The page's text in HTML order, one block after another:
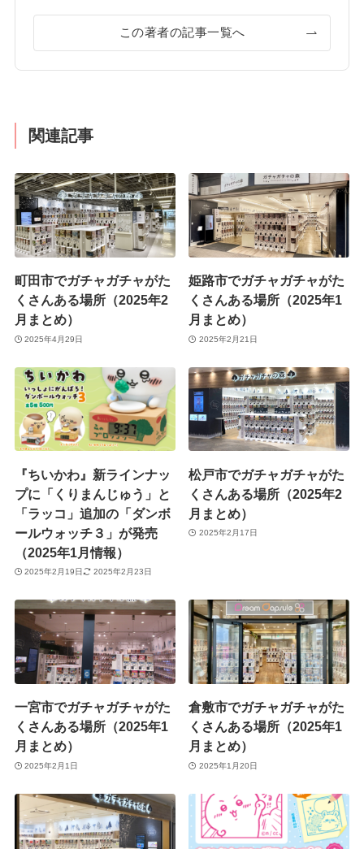
この著者の記事一覧へ
関連記事
町田市でガチャガチャがた
くさんある場所（2025年2
月まとめ）
2025年4月29日
姫路市でガチャガチャがた
くさんある場所（2025年1
月まとめ）
2025年2月21日
『ちいかわ』新ラインナッ
プに「くりまんじゅう」と
「ラッコ」追加の「ダンボ
ールウォッチ３」が発売
（2025年1月情報）
2025年2月19日 2025年2月23日
松戸市でガチャガチャがた
くさんある場所（2025年2
月まとめ）
2025年2月17日
一宮市でガチャガチャがた
くさんある場所（2025年1
月まとめ）
2025年2月1日
倉敷市でガチャガチャがた
くさんある場所（2025年1
月まとめ）
2025年1月20日